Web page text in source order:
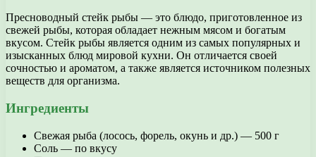
Пресноводный стейк рыбы — это блюдо, приготовленное из
свежей рыбы, которая обладает нежным мясом и богатым
вкусом. Стейк рыбы является одним из самых популярных и
изысканных блюд мировой кухни. Он отличается своей
сочностью и ароматом, а также является источником полезных
веществ для организма.
Ингредиенты
Свежая рыба (лосось, форель, окунь и др.) — 500 г
Соль — по вкусу